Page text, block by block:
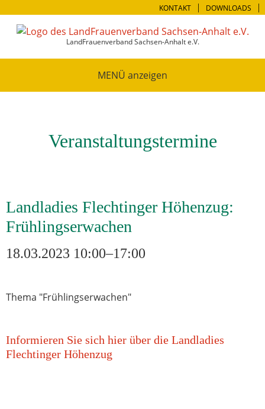
KONTAKT DOWNLOADS
LandFrauenverband Sachsen-Anhalt e.V.
MENÜ
Veranstaltungstermine
Landladies Flechtinger Höhenzug:
Frühlingserwachen
18.03.2023 10:00–17:00
Thema "Frühlingserwachen"
Informieren Sie sich hier über die Landladies
Flechtinger Höhenzug